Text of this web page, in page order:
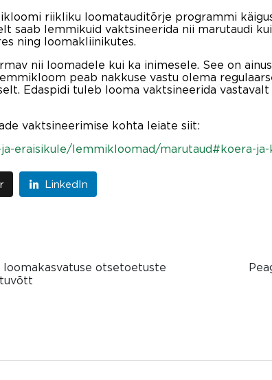
riikliku loomatauditõrje programmi
saab lemmikuid vaktsineerida nii marutaudi
ning loomakliinikutes.
nii loomadele kui ka inimesele. See on
peab nakkuse vastu olema
Edaspidi tuleb looma vaktsineerida
vaktsineerimise kohta leiate siit:
eraisikule/lemmikloomad/marutaud#koera-ja-
LinkedIn
loomakasvatuse otsetoetuste